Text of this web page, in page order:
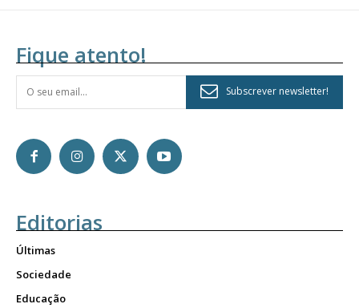
Fique atento!
Subscrever newsletter!
Editorias
Últimas
Sociedade
Educação